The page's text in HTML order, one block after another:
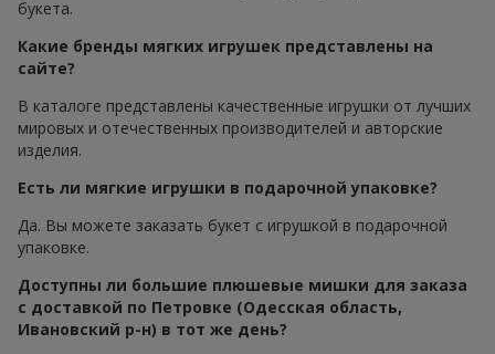
букета.
Какие бренды мягких игрушек представлены на
сайте?
В каталоге представлены качественные игрушки от лучших
мировых и отечественных производителей и авторские
изделия.
Есть ли мягкие игрушки в подарочной упаковке?
Да. Вы можете заказать букет с игрушкой в подарочной
упаковке.
Доступны ли большие плюшевые мишки для заказа
с доставкой по Петровке (Одесская область,
Ивановский р-н) в тот же день?